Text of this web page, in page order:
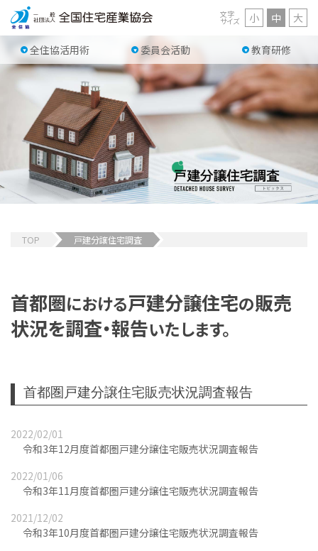
全住協活用術 委員会活動 教育研修
文字
サイズ 小 中 大
TOP 戸建分譲住宅調査
首都圏における戸建分譲住宅の販売
状況を調査・報告いたします。
首都圏戸建分譲住宅販売状況調査報告
2022/02/01
令和3年12月度首都圏戸建分譲住宅販売状況調査報告
2022/01/06
令和3年11月度首都圏戸建分譲住宅販売状況調査報告
2021/12/02
令和3年10月度首都圏戸建分譲住宅販売状況調査報告